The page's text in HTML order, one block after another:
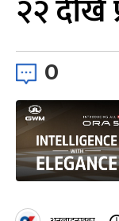
२२ देखि
0